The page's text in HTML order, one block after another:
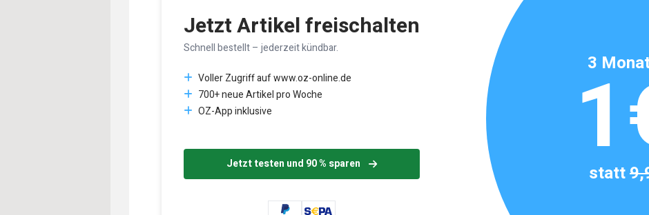
Jetzt Artikel freischalten
Schnell bestellt – jederzeit kündbar.
Voller Zugriff auf www.oz-online.de
700+ neue Artikel pro Woche
OZ-App inklusive
Jetzt testen und 90 % sparen
3
statt